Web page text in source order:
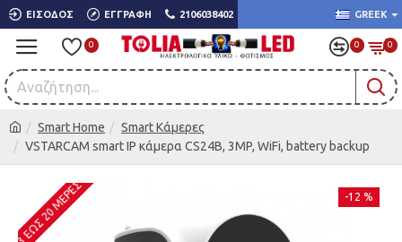
ΕΊΣΟΔΟΣ ΕΓΓΡΑΦΉ 2106038402 GREEK
0 0 0
Smart Home
Smart Κάμερες
VSTARCAM smart IP κάμερα CS24B, 3MP, WiFi, battery backup
-12 %
3 ΈΩΣ 20 ΜΈΡΕΣ